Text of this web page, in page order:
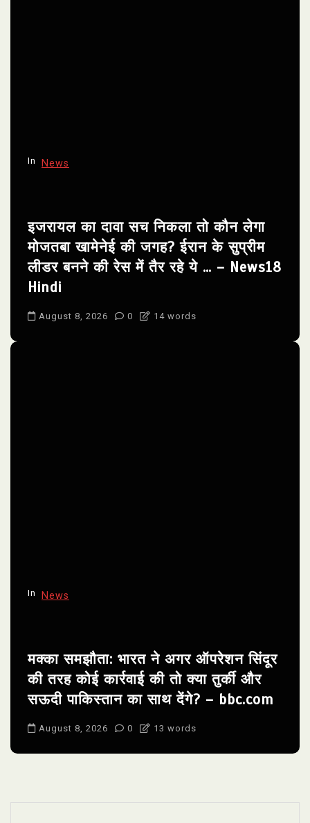
In News
इजरायल का दावा सच निकला तो कौन लेगा
मोजतबा खामेनेई की जगह? ईरान के सुप्रीम
लीडर बनने की रेस में तैर रहे ये … – News18
Hindi
August 8, 2026 0 14 words
In News
मक्का समझौता: भारत ने अगर ऑपरेशन सिंदूर
की तरह कोई कार्रवाई की तो क्या तुर्की और
सऊदी पाकिस्तान का साथ देंगे? – bbc.com
August 8, 2026 0 13 words